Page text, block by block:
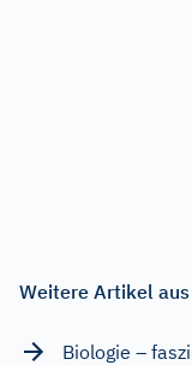
Weitere Artikel
Biologie –